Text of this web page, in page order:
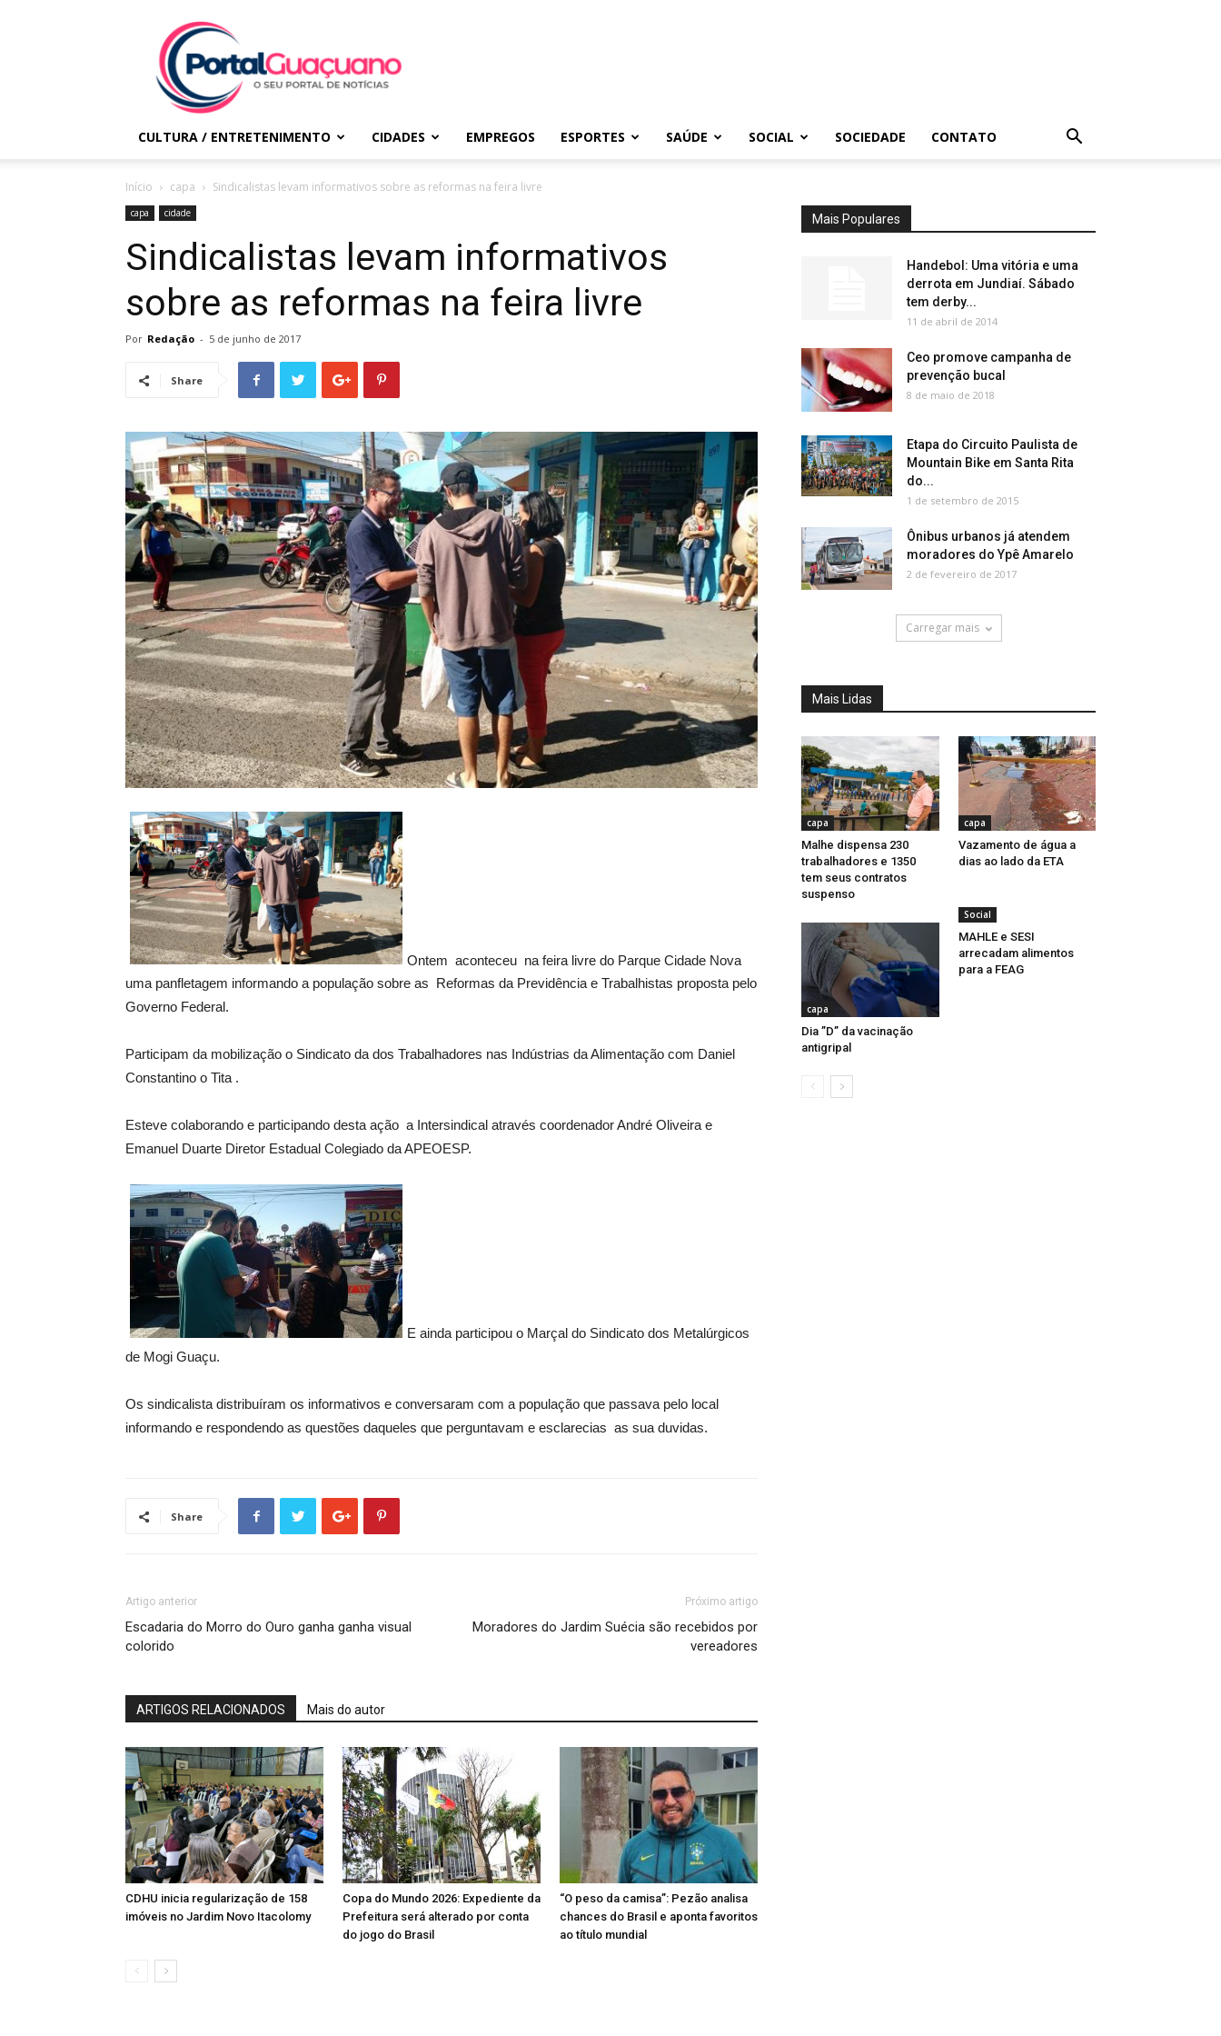
Portal
Guaçuano
CULTURA / ENTRETENIMENTO CIDADES EMPREGOS ESPORTES SAÚDE SOCIAL SOCIEDADE CONTATO
Início capa Sindicalistas levam informativos sobre as reformas na feira livre
capa cidade
Sindicalistas levam informativos
sobre as reformas na feira livre
Por Redação - 5 de junho de 2017
Share
Ontem aconteceu na feira livre do Parque Cidade Nova
uma panfletagem informando a população sobre as Reformas da Previdência e Trabalhistas proposta pelo
Governo Federal.
Participam da mobilização o Sindicato da dos Trabalhadores nas Indústrias da Alimentação com Daniel
Constantino o Tita .
Esteve colaborando e participando desta ação a Intersindical através coordenador André Oliveira e
Emanuel Duarte Diretor Estadual Colegiado da APEOESP.
E ainda participou o Marçal do Sindicato dos Metalúrgicos
de Mogi Guaçu.
Os sindicalista distribuíram os informativos e conversaram com a população que passava pelo local
informando e respondendo as questões daqueles que perguntavam e esclarecias as sua duvidas.
Share
Artigo anterior
Escadaria do Morro do Ouro ganha ganha visual
colorido
Próximo artigo
Moradores do Jardim Suécia são recebidos por
vereadores
ARTIGOS RELACIONADOS Mais do autor
CDHU inicia regularização de 158
imóveis no Jardim Novo Itacolomy
Copa do Mundo 2026: Expediente da
Prefeitura será alterado por conta
do jogo do Brasil
“O peso da camisa”: Pezão analisa
chances do Brasil e aponta favoritos
ao título mundial
Mais Populares
Handebol: Uma vitória e uma
derrota em Jundiaí. Sábado
tem derby...
11 de abril de 2014
Ceo promove campanha de
prevenção bucal
8 de maio de 2018
Etapa do Circuito Paulista de
Mountain Bike em Santa Rita
do...
1 de setembro de 2015
Ônibus urbanos já atendem
moradores do Ypê Amarelo
2 de fevereiro de 2017
Carregar mais
Mais Lidas
capa
Malhe dispensa 230
trabalhadores e 1350
tem seus contratos
suspenso
capa
Vazamento de água a
dias ao lado da ETA
capa
Dia ”D” da vacinação
antigripal
Social
MAHLE e SESI
arrecadam alimentos
para a FEAG